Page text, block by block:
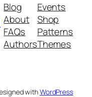
Blog
About
FAQs
Authors
Events
Shop
Patterns
Themes
withWordPress